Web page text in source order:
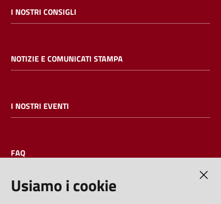
cataloghi
bibliotecario
I NOSTRI CONSIGLI
NOTIZIE E COMUNICATI STAMPA
I NOSTRI EVENTI
FAQ
Usiamo i cookie